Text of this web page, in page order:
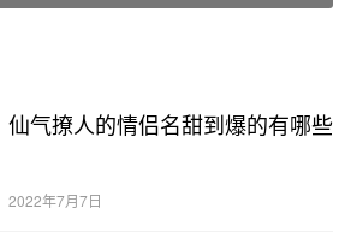
仙气撩人的情侣名甜到爆的有哪些
2022年7月7日